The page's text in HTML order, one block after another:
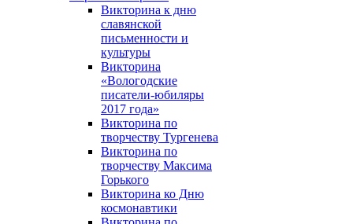
Викторина к дню
славянской
письменности и
культуры
Викторина
«Вологодские
писатели-юбиляры
2017 года»
Викторина по
творчеству Тургенева
Викторина по
творчеству Максима
Горького
Викторина ко Дню
космонавтики